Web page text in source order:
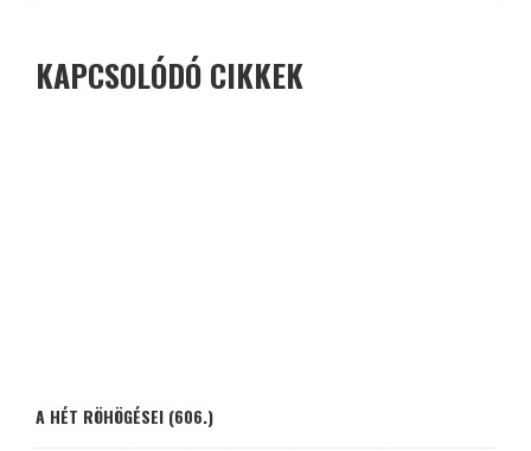
KAPCSOLÓDÓ CIKKEK
A HÉT RÖHÖGÉSEI (606.)